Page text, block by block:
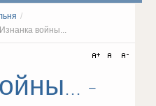
/
Изнанка войны...
-